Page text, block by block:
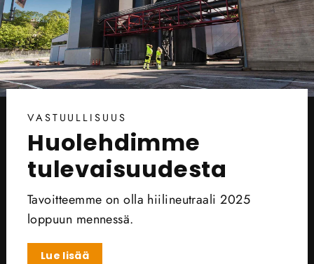
VASTUULLISUUS
Huolehdimme
tulevaisuudesta
Tavoitteemme on olla hiilineutraali 2025
loppuun mennessä.
Lue lisää